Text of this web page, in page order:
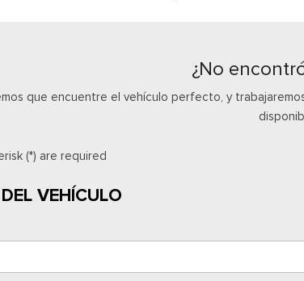
¿No
que encuentre el vehículo perfecto, y
(*) are required
VEHÍCULO